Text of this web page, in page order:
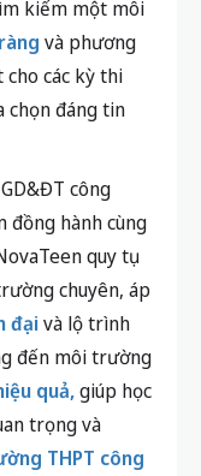
kiếm một môi
và phương
các kỳ thi
chọn đáng tin
công
đồng hành cùng
quy tụ
chuyên, áp
đạivà lộ trình
đến môi trường
quả,giúp học
trọng và
THPT công